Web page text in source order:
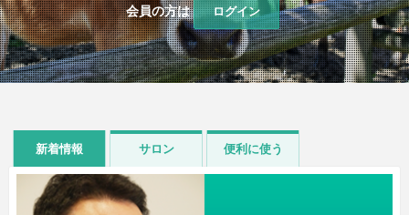
会員の方は ログイン
新着情報 サロン 便利に使う